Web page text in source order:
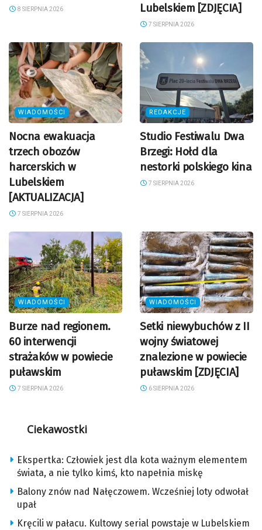
8 SIERPNIA 2026
Lubelskiem [ZDJĘCIA]
7 SIERPNIA 2026
WIADOMOŚCI
Nocna ewakuacja
trzech obozów
harcerskich w
Lubelskiem
[AKTUALIZACJA]
7 SIERPNIA 2026
REDAKCJE
Studio Festiwalu Dwa
Brzegi: Hołd dla
nestorki polskiego kina
7 SIERPNIA 2026
WIADOMOŚCI
Burze nad regionem.
60 interwencji
strażaków w powiecie
puławskim
7 SIERPNIA 2026
WIADOMOŚCI
Setki niewybuchów z II
wojny światowej
znalezione w powiecie
puławskim [ZDJĘCIA]
6 SIERPNIA 2026
Ciekawostki
Ekspertka: Człowiek jest dla kota ważnym elementem
świata, a nie tylko kimś, kto napełnia miskę
Balony znów nad Nałęczowem. Wcześniej loty odwołał
upał
Kręcili w pałacu. Kultowy serial powstaje w Lubelskiem